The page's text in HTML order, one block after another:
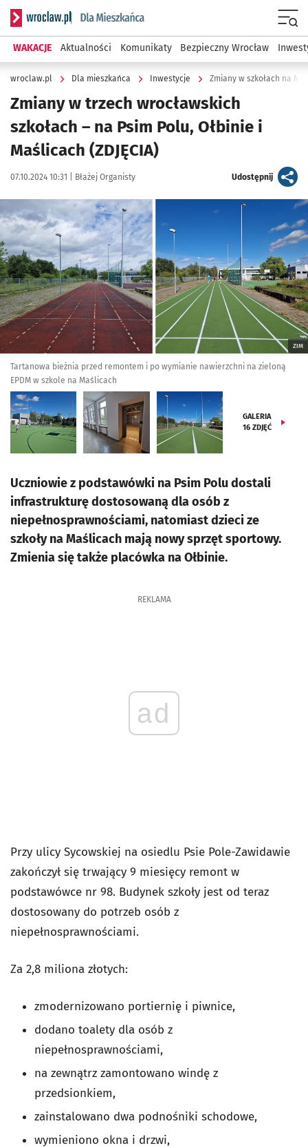
Serwis informacyjny wroclaw.pl podserwis: Dla mieszkańca
WAKACJE Aktualności Komunikaty Bezpieczny Wrocław
wroclaw.pl Dla mieszkańca Inwestycje Zmiany w szkołach na
Zmiany w trzech wrocławskich
szkołach – na Psim Polu, Ołbinie i
Maślicach (ZDJĘCIA)
Data publikacji:
07.10.2024 10:31 | Autor:
Błażej Organisty Udostępnijartykuł
Kliknij, aby zobaczyć galerię
ZIM
Tartanowa bieżnia przed remontem i po wymianie nawierzchni na zieloną
EPDM w szkole na Maślicach
GALERIA
16 ZDJĘĆ
Uczniowie z podstawówki na Psim Polu dostali
infrastrukturę dostosowaną dla osób z
niepełnosprawnościami, natomiast dzieci ze
szkoły na Maślicach mają nowy sprzęt sportowy.
Zmienia się także placówka na Ołbinie.
REKLAMA
ad
Przy ulicy Sycowskiej na osiedlu Psie Pole-Zawidawie
zakończył się trwający 9 miesięcy remont w
podstawówce nr 98. Budynek szkoły jest od teraz
dostosowany do potrzeb osób z
niepełnosprawnościami.
Za 2,8 miliona złotych:
zmodernizowano portiernię i piwnice,
dodano toalety dla osób z
niepełnosprawnościami,
na zewnątrz zamontowano windę z
przedsionkiem,
zainstalowano dwa podnośniki schodowe,
wymieniono okna i drzwi,